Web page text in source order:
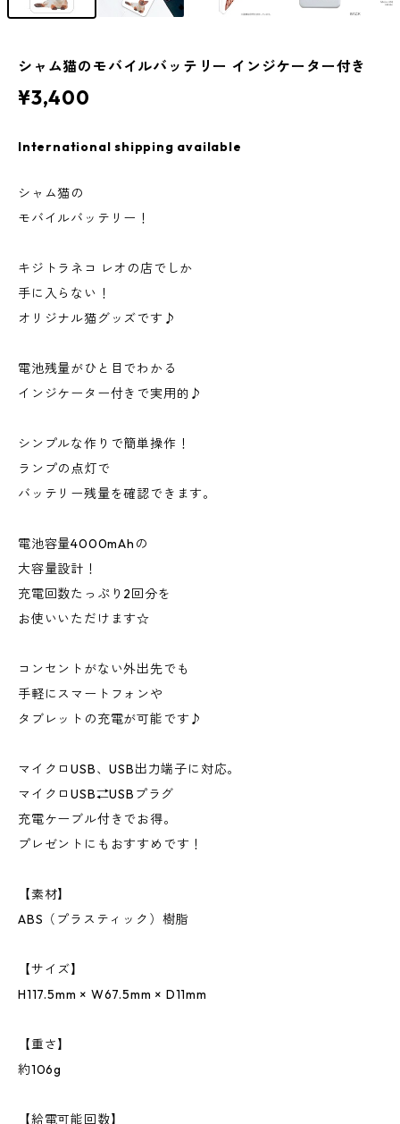
シャム猫のモバイルバッテリー インジケーター付き
¥3,400
International shipping available
シャム猫の
モバイルバッテリー！
キジトラネコ レオの店でしか
手に入らない！
オリジナル猫グッズです♪
電池残量がひと目でわかる
インジケーター付きで実用的♪
シンプルな作りで簡単操作！
ランプの点灯で
バッテリー残量を確認できます。
電池容量4000mAhの
大容量設計！
充電回数たっぷり2回分を
お使いいただけます☆
コンセントがない外出先でも
手軽にスマートフォンや
タブレットの充電が可能です♪
マイクロUSB、USB出力端子に対応。
マイクロUSB⇄USBプラグ
充電ケーブル付きでお得。
プレゼントにもおすすめです！
【素材】
ABS（プラスティック）樹脂
【サイズ】
H117.5mm × W67.5mm × D11mm
【重さ】
約106g
【給電可能回数】